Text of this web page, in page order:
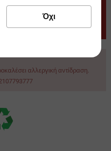
Όχι
χρειάζεται αραίωση με
με ηλεκτρονικό τσιγάρο
αλλεργική αντίδραση.